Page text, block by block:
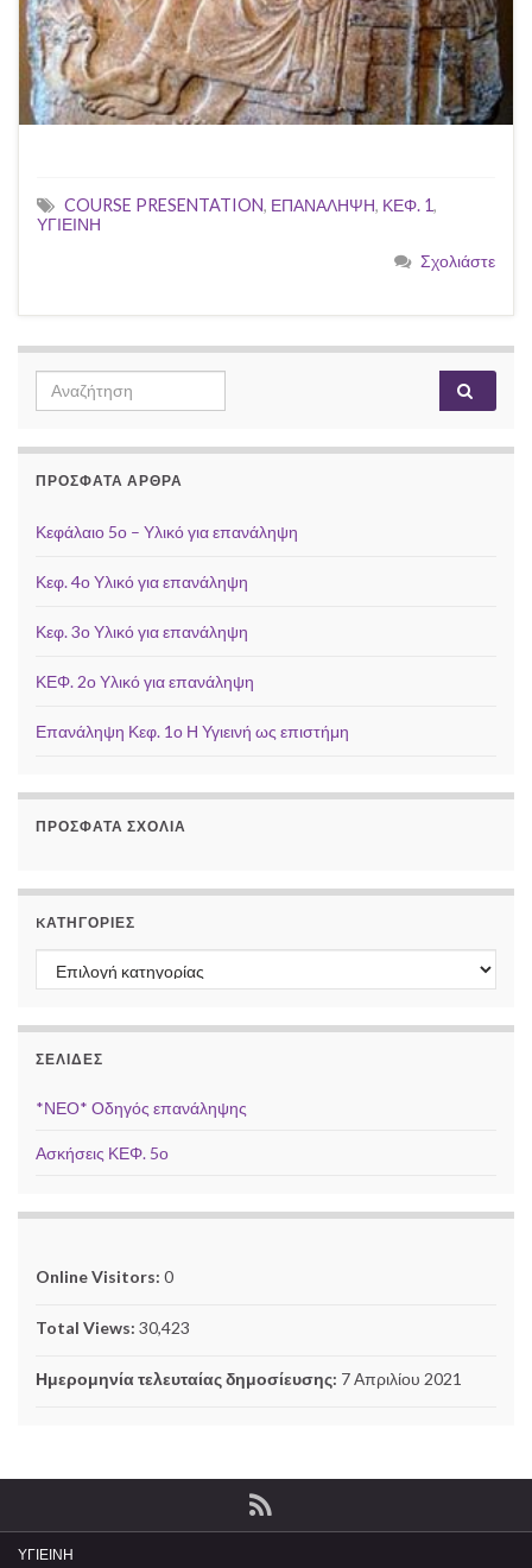
COURSE PRESENTATION, ΕΠΑΝΑΛΗΨΗ, ΚΕΦ. 1,
ΥΓΙΕΙΝΗ
Σχολιάστε
Search for:
ΠΡΌΣΦΑΤΑ ΆΡΘΡΑ
Κεφάλαιο 5ο – Υλικό για επανάληψη
Κεφ. 4ο Υλικό για επανάληψη
Κεφ. 3ο Υλικό για επανάληψη
ΚΕΦ. 2ο Υλικό για επανάληψη
Επανάληψη Κεφ. 1ο Η Υγιεινή ως επιστήμη
ΠΡΌΣΦΑΤΑ ΣΧΌΛΙΑ
KΑΤΗΓΟΡΊΕΣ
Kατηγορίες
ΣΕΛΊΔΕΣ
*ΝΕΟ* Οδηγός επανάληψης
Ασκήσεις ΚΕΦ. 5ο
Online Visitors: 0
Total Views: 30,423
Ημερομηνία τελευταίας δημοσίευσης: 7 Απριλίου 2021
ΥΓΙΕΙΝΗ